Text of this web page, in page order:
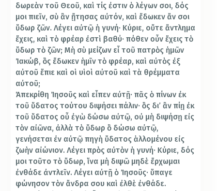
δωρεὰν τοῦ Θεοῦ, καὶ τίς ἐστιν ὁ λέγων σοι, δός
μοι πιεῖν, σὺ ἂν ᾔτησας αὐτόν, καὶ ἔδωκεν ἄν σοι
ὕδωρ ζῶν. Λέγει αὐτῷ ἡ γυνή· Κύριε, οὔτε ἄντλημα
ἔχεις, καὶ τὸ φρέαρ ἐστὶ βαθύ· πόθεν οὖν ἔχεις τὸ
ὕδωρ τὸ ζῶν; Μὴ σὺ μείζων εἶ τοῦ πατρὸς ἡμῶν
Ἰακώβ, ὃς ἔδωκεν ἡμῖν τὸ φρέαρ, καὶ αὐτὸς ἐξ
αὐτοῦ ἔπιε καὶ οἱ υἱοὶ αὐτοῦ καὶ τὰ θρέμματα
αὐτοῦ;
Ἀπεκρίθη Ἰησοῦς καὶ εἶπεν αὐτῇ· πᾶς ὁ πίνων ἐκ
τοῦ ὕδατος τούτου διψήσει πάλιν· ὃς δι’ ἂν πίῃ ἐκ
τοῦ ὕδατος οὗ ἐγὼ δώσω αὐτῷ, οὐ μὴ διψήσῃ εἰς
τὸν αἰῶνα, ἀλλὰ τὸ ὕδωρ ὃ δώσω αὐτῷ,
γενήσεται ἐν αὐτῷ πηγὴ ὕδατος ἁλλομένου εἰς
ζωὴν αἰώνιον. Λέγει πρὸς αὐτὸν ἡ γυνή· Κύριε, δός
μοι τοῦτο τὸ ὕδωρ, ἵνα μὴ διψῶ μηδὲ ἔρχωμαι
ἐνθάδε ἀντλεῖν. Λέγει αὐτῇ ὁ Ἰησοῦς· ὕπαγε
φώνησον τὸν ἄνδρα σου καὶ ἐλθὲ ἐνθάδε.